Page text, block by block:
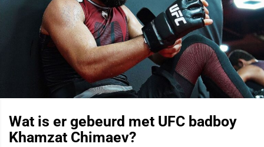
Wat is er gebeurd met UFC badboy
Khamzat Chimaev?